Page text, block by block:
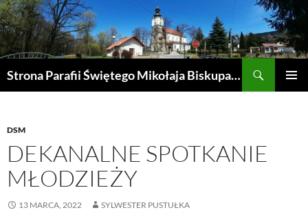
Przejdź
do
treści
Strona Parafii Świętego Mikołaja Biskupa w Żegocinie
DSM
DEKANALNE SPOTKANIE
MŁODZIEŻY
13 MARCA, 2022 SYLWESTER PUSTUŁKA